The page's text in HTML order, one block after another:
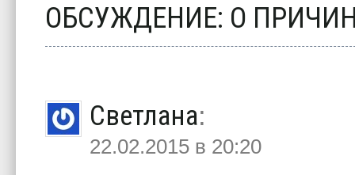
ОБСУЖДЕНИЕ: О
Светлана:
22.02.2015 в 20:20